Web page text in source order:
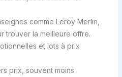
comme Leroy Merlin,
trouver la meilleure offre.
et lots à prix
prix, souvent moins